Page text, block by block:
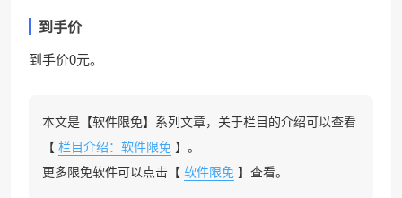
到手价
到手价0元。
本文是【软件限免】系列文章，关于栏目的介绍可以查看
【 栏目介绍：软件限免 】。
更多限免软件可以点击【 软件限免 】查看。